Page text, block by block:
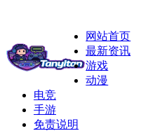
网站首页
最新资讯
游戏
动漫
电竞
手游
免责说明